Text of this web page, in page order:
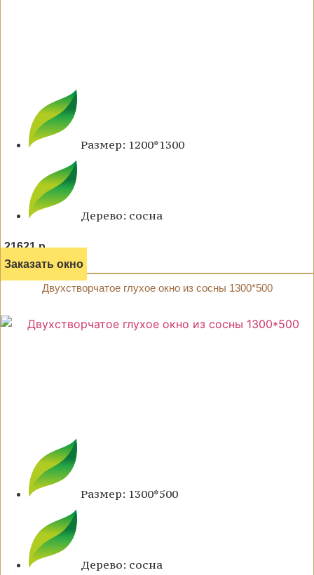
Размер: 1200*1300
Дерево: сосна
21621 р.
Заказать окно
Двухстворчатое глухое окно из сосны 1300*500
Размер: 1300*500
Дерево: сосна